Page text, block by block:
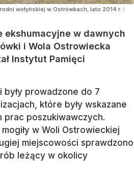
wołyńskiej w Ostrówkach, lato 2014 r. /
ekshumacyjne w dawnych
i Wola Ostrowiecka
Instytut Pamięci
były prowadzone do 7
które były wskazane
prac poszukiwawczych.
w Woli Ostrowieckiej
miejscowości sprawdzono
leżący w okolicy